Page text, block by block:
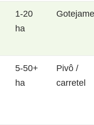
1-20
ha
5-50+
ha
Pivô /
carretel